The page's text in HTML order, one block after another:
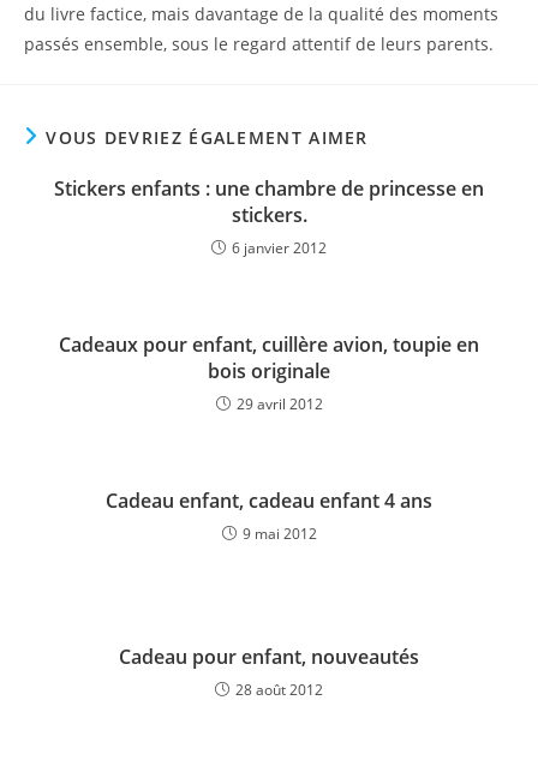
du livre factice, mais davantage de la qualité des moments
passés ensemble, sous le regard attentif de leurs parents.
VOUS DEVRIEZ ÉGALEMENT AIMER
Stickers enfants : une chambre de princesse en
stickers.
6 janvier 2012
Cadeaux pour enfant, cuillère avion, toupie en
bois originale
29 avril 2012
Cadeau enfant, cadeau enfant 4 ans
9 mai 2012
Cadeau pour enfant, nouveautés
28 août 2012